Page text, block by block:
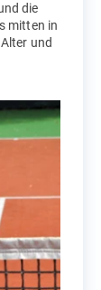
die
mitten in
und